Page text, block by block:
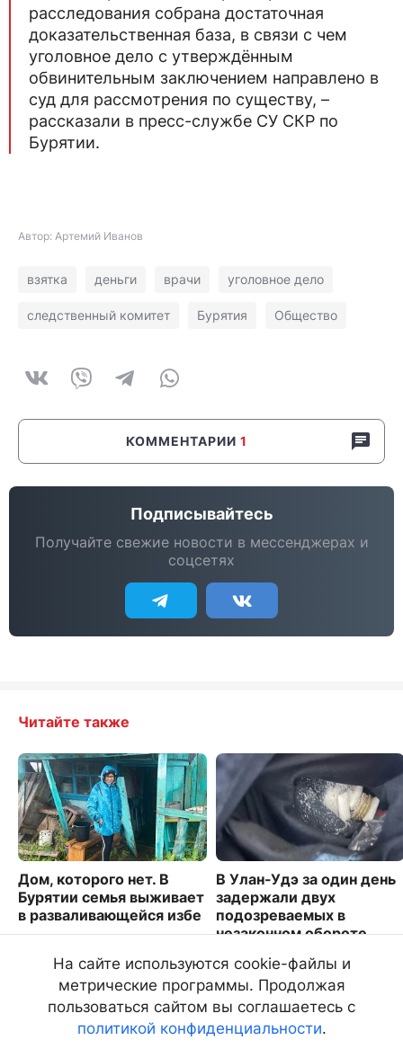
расследования собрана достаточная
доказательственная база, в связи с чем
уголовное дело с утверждённым
обвинительным заключением направлено в
суд для рассмотрения по существу, –
рассказали в пресс-службе СУ СКР по
Бурятии.
Автор: Артемий Иванов
взятка деньги врачи уголовное дело
следственный комитет Бурятия Общество
КОММЕНТАРИИ 1
Подписывайтесь
Получайте свежие новости в мессенджерах и
соцсетях
Читайте также
Дом, которого нет. В
Бурятии семья выживает
в разваливающейся избе
В Улан-Удэ за один день
задержали двух
подозреваемых в
незаконном обороте
1784
На сайте используются cookie-файлы и
метрические программы. Продолжая
пользоваться сайтом вы соглашаетесь с
политикой конфиденциальности.